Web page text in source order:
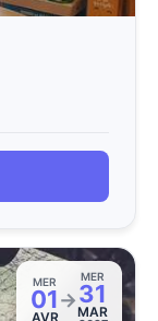
MER
01
AVR
→
MER
31
MAR